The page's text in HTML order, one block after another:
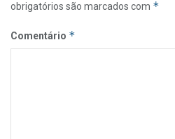
obrigatórios são marcados com *
Comentário *